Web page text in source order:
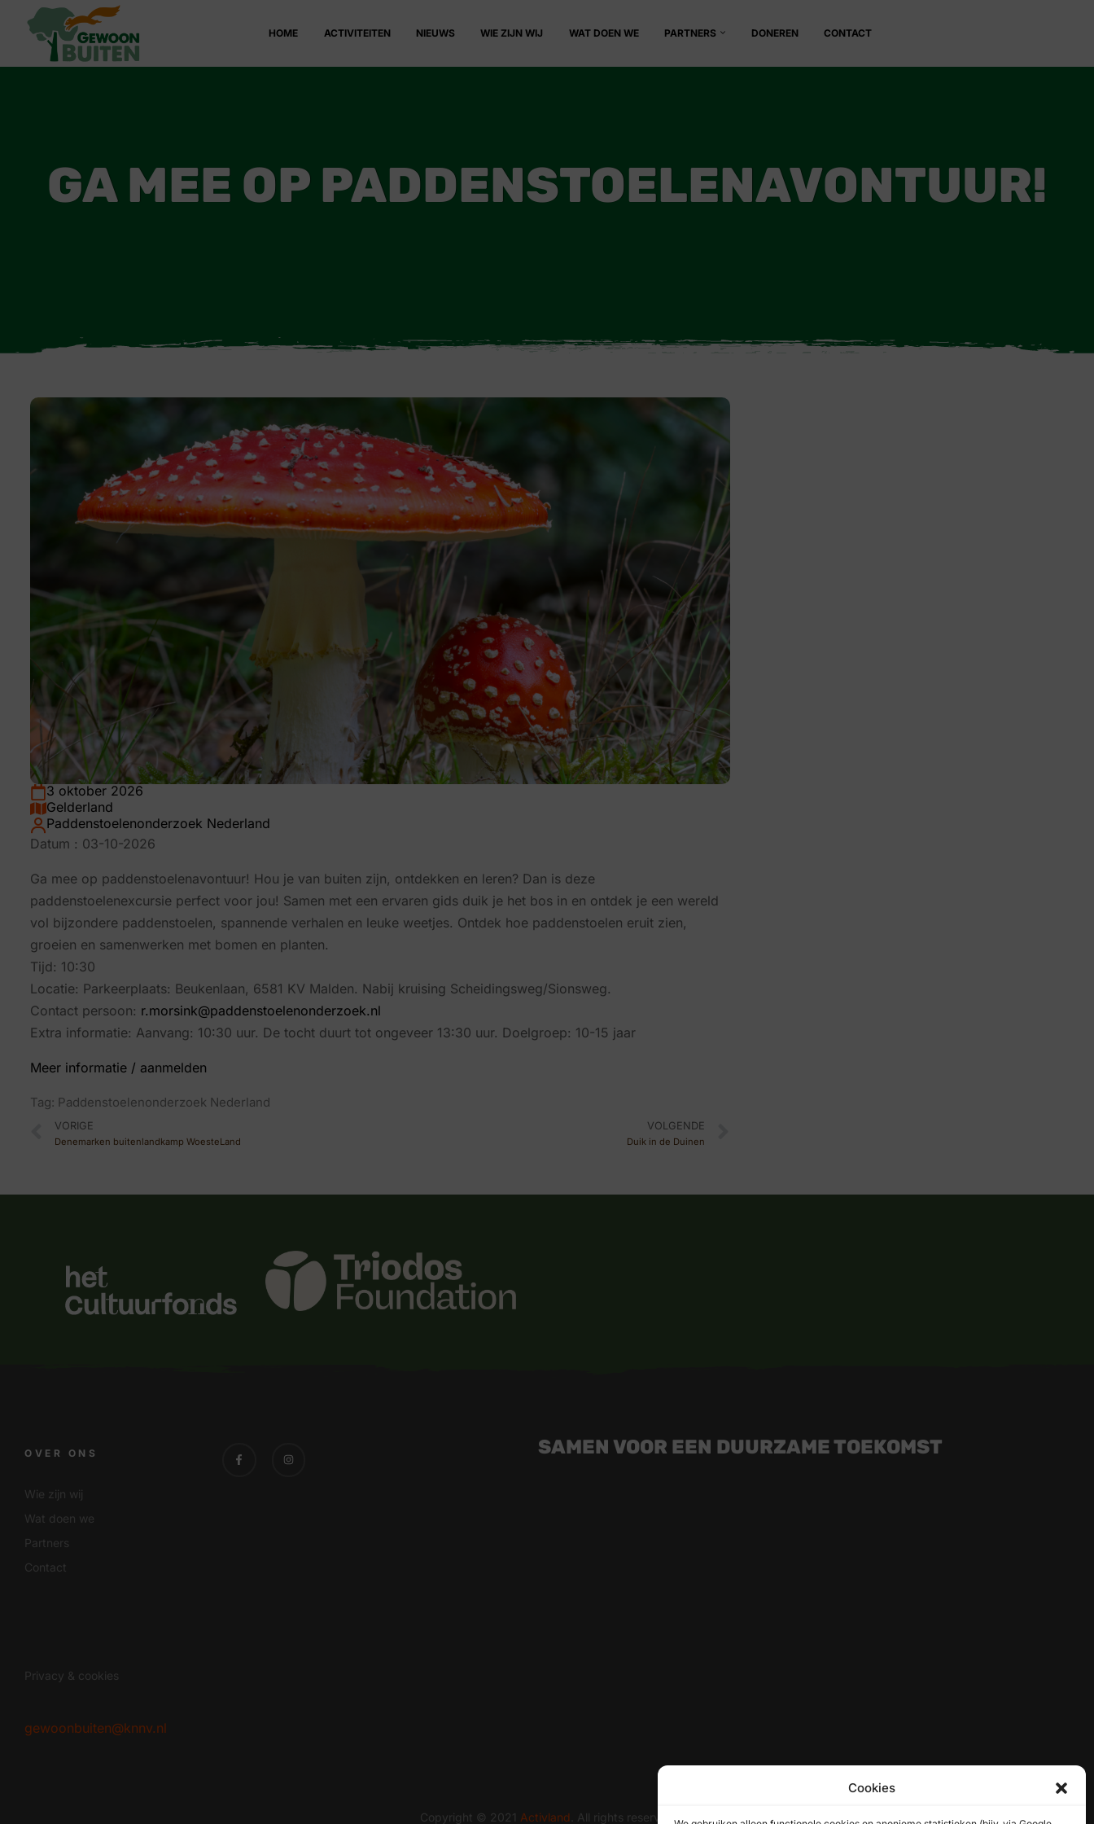
Cookies
HOME ACTIVITEITEN NIEUWS WIE ZIJN WIJ WAT DOEN WE PARTNERS DONEREN CONTACT
GA MEE OP PADDENSTOELENAVONTUUR!
3 oktober 2026
Gelderland
Paddenstoelenonderzoek Nederland
Datum : 03-10-2026
Ga mee op paddenstoelenavontuur! Hou je van buiten zijn, ontdekken en leren? Dan is deze
paddenstoelenexcursie perfect voor jou! Samen met een ervaren gids duik je het bos in en ontdek je een wereld
vol bijzondere paddenstoelen, spannende verhalen en leuke weetjes. Ontdek hoe paddenstoelen eruit zien,
groeien en samenwerken met bomen en planten.
Tijd: 10:30
Locatie: Parkeerplaats: Beukenlaan, 6581 KV Malden. Nabij kruising Scheidingsweg/Sionsweg.
Contact persoon: r.morsink@paddenstoelenonderzoek.nl
Extra informatie: Aanvang: 10:30 uur. De tocht duurt tot ongeveer 13:30 uur. Doelgroep: 10-15 jaar
Meer informatie / aanmelden
Tag: Paddenstoelenonderzoek Nederland
VORIGE
Denemarken buitenlandkamp WoesteLand
VOLGENDE
Duik in de Duinen
OVER ONS
Wie zijn wij
Wat doen we
Partners
Contact
SAMEN VOOR EEN DUURZAME TOEKOMST
Privacy & cookies
gewoonbuiten@knnv.nl
Copyright © 2021 Activland . All rights reserved